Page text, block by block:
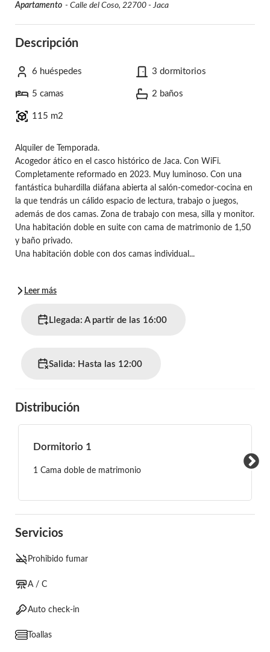
Apartamento - Calle del Coso, 22700 - Jaca
Descripción
6 huéspedes 3 dormitorios
5 camas 2 baños
115 m2
Alquiler de Temporada.
Acogedor ático en el casco histórico de Jaca. Con WiFi.
Completamente reformado en 2023. Muy luminoso. Con una
fantástica buhardilla diáfana abierta al salón-comedor-cocina en
la que tendrás un cálido espacio de lectura, trabajo o juegos,
además de dos camas. Zona de trabajo con mesa, silla y monitor.
Una habitación doble en suite con cama de matrimonio de 1,50
y baño privado.
Una habitación doble con dos camas individual...
Leer más
Llegada: A partir de las 16:00
Salida: Hasta las 12:00
Distribución
Dormitorio 1
1 Cama doble de matrimonio
Servicios
Prohibido fumar
A / C
Auto check-in
Toallas